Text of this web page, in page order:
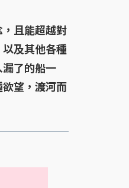
且能超越對
及其他各種
了的船一
望，渡河而